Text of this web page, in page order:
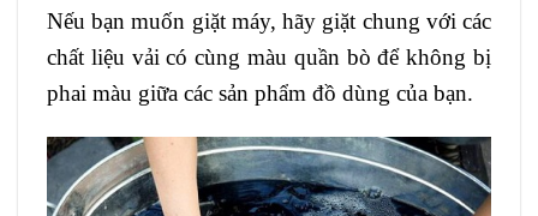
Nếu bạn muốn giặt máy, hãy giặt chung với các
chất liệu vải có cùng màu quần bò để không bị
phai màu giữa các sản phẩm đồ dùng của bạn.